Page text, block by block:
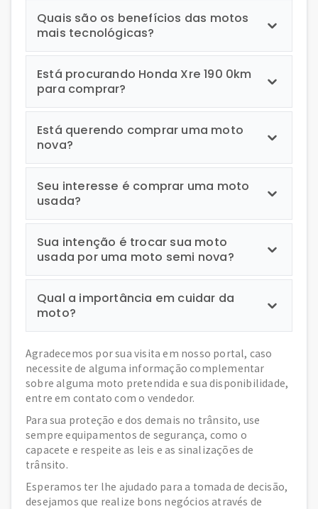
Quais são os benefícios das motos
mais tecnológicas?
Está procurando Honda Xre 190 0km
para comprar?
Está querendo comprar uma moto
nova?
Seu interesse é comprar uma moto
usada?
Sua intenção é trocar sua moto
usada por uma moto semi nova?
Qual a importância em cuidar da
moto?
Agradecemos por sua visita em nosso portal, caso
necessite de alguma informação complementar
sobre alguma moto pretendida e sua disponibilidade,
entre em contato com o vendedor.
Para sua proteção e dos demais no trânsito, use
sempre equipamentos de segurança, como o
capacete e respeite as leis e as sinalizações de
trânsito.
Esperamos ter lhe ajudado para a tomada de decisão,
desejamos que realize bons negócios através de